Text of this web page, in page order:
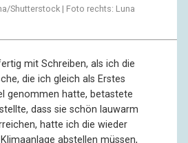
Shutterstock | Foto rechts: Luna
mit Schreiben, als ich die
die ich gleich als Erstes
genommen hatte, betastete
dass sie schön lauwarm
hatte ich die wieder
abstellen müssen,